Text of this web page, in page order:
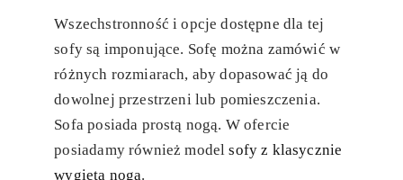
Wszechstronność i opcje dostępne dla tej
sofy są imponujące. Sofę można zamówić w
różnych rozmiarach, aby dopasować ją do
dowolnej przestrzeni lub pomieszczenia.
Sofa posiada prostą nogą. W ofercie
posiadamy również model sofy z klasycznie
wygiętą nogą.